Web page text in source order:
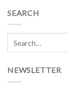
SEARCH
NEWSLETTER